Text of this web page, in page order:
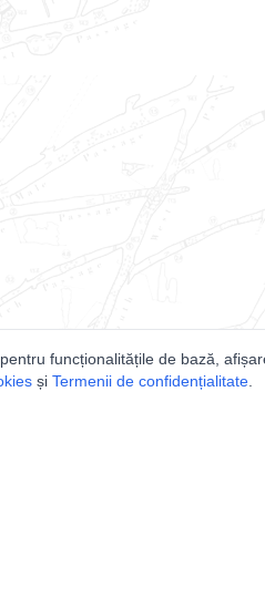
funcționalitățile de bază,
și Termenii de confidențialitate